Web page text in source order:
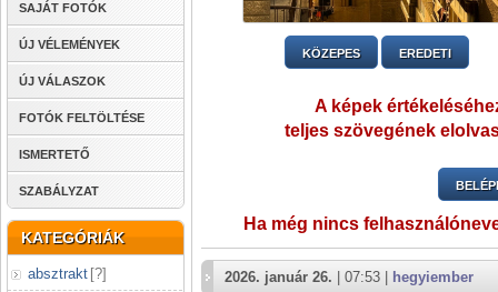
SAJÁT FOTÓK
ÚJ VÉLEMÉNYEK
ÚJ VÁLASZOK
FOTÓK FELTÖLTÉSE
ISMERTETŐ
SZABÁLYZAT
KATEGÓRIÁK
absztrakt [?]
KÖZEPES EREDETI
A képek
teljes szövegének
Ha még nincs
2026. január 26. | 07:53 | hegyiember